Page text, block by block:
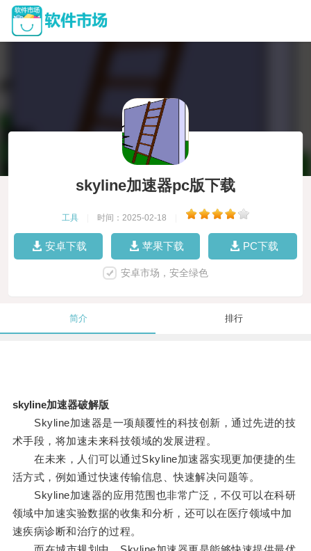
skyline加速器pc版下载
工具 时间：2025-02-18
安卓下载 苹果下载 PC下载
安卓市场，安全绿色
简介 排行
skyline加速器破解版
Skyline加速器是一项颠覆性的科技创新，通过先进的技
术手段，将加速未来科技领域的发展进程。
在未来，人们可以通过Skyline加速器实现更加便捷的生
活方式，例如通过快速传输信息、快速解决问题等。
Skyline加速器的应用范围也非常广泛，不仅可以在科研
领域中加速实验数据的收集和分析，还可以在医疗领域中加
速疾病诊断和治疗的过程。